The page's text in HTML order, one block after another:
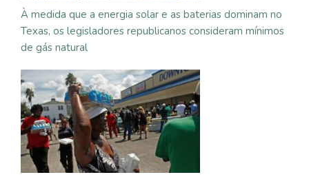
À medida que a energia solar e as baterias dominam no
Texas, os legisladores republicanos consideram mínimos
de gás natural